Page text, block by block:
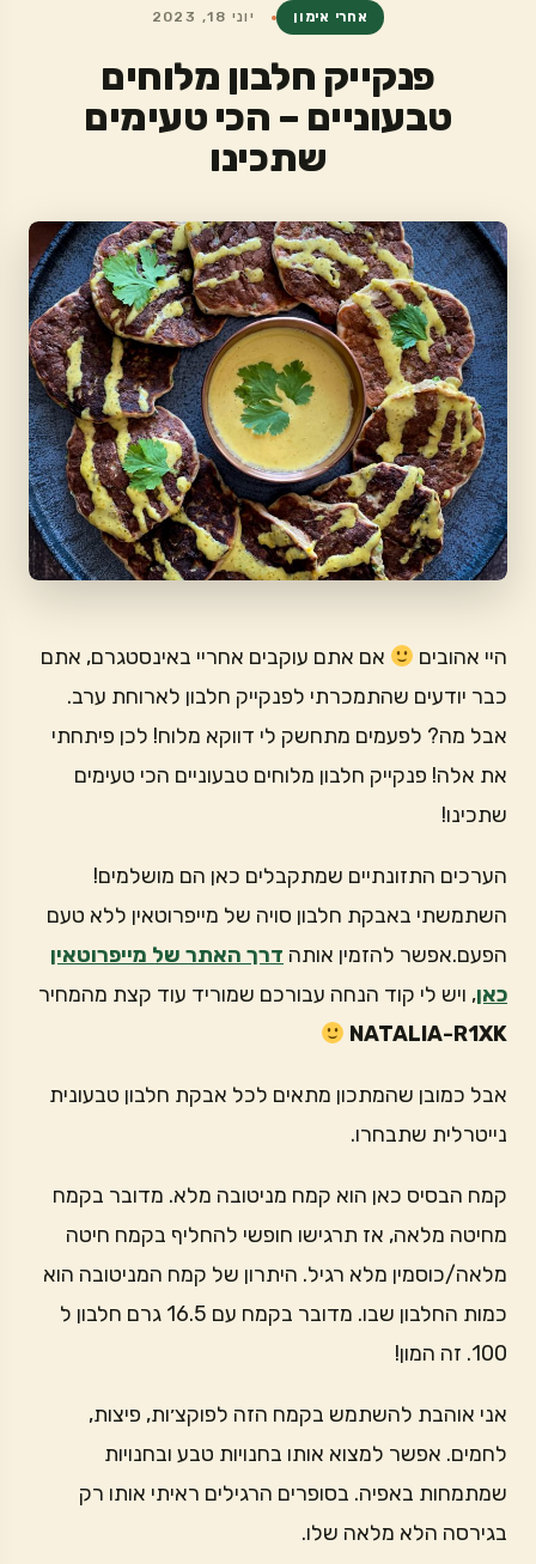
אחרי אימון יוני 18, 2023
פנקייק חלבון מלוחים
טבעוניים – הכי טעימים
שתכינו
היי אהובים
אם אתם עוקבים אחריי באינסטגרם, אתם
כבר יודעים שהתמכרתי לפנקייק חלבון לארוחת ערב.
אבל מה? לפעמים מתחשק לי דווקא מלוח! לכן פיתחתי
את אלה! פנקייק חלבון מלוחים טבעוניים הכי טעימים
שתכינו!
הערכים התזונתיים שמתקבלים כאן הם מושלמים!
השתמשתי באבקת חלבון סויה של מייפרוטאין ללא טעם
הפעם.אפשר להזמין אותה דרך האתר של מייפרוטאין
כאן, ויש לי קוד הנחה עבורכם שמוריד עוד קצת מהמחיר
NATALIA-R1XK
אבל כמובן שהמתכון מתאים לכל אבקת חלבון טבעונית
נייטרלית שתבחרו.
קמח הבסיס כאן הוא קמח מניטובה מלא. מדובר בקמח
מחיטה מלאה, אז תרגישו חופשי להחליף בקמח חיטה
מלאה/כוסמין מלא רגיל. היתרון של קמח המניטובה הוא
כמות החלבון שבו. מדובר בקמח עם 16.5 גרם חלבון ל
100. זה המון!
אני אוהבת להשתמש בקמח הזה לפוקצ׳ות, פיצות,
לחמים. אפשר למצוא אותו בחנויות טבע ובחנויות
שמתמחות באפיה. בסופרים הרגילים ראיתי אותו רק
בגירסה הלא מלאה שלו.